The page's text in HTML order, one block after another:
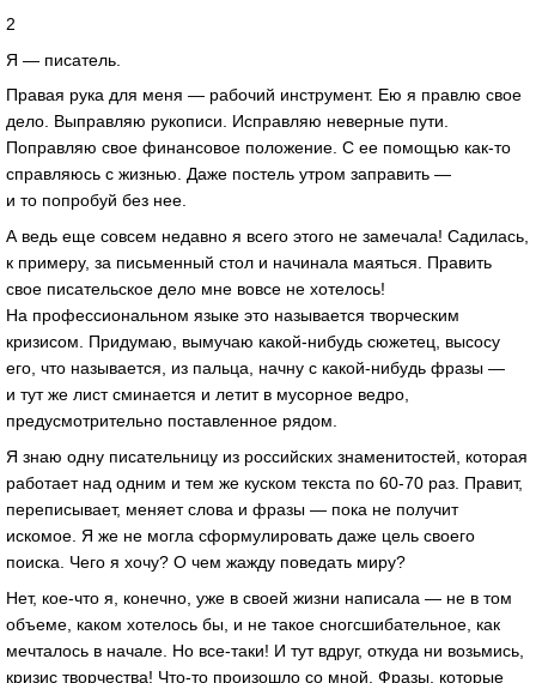
2
Я — писатель.
Правая рука для меня — рабочий инструмент. Ею я правлю свое
дело. Выправляю рукописи. Исправляю неверные пути.
Поправляю свое финансовое положение. С ее помощью как-то
справляюсь с жизнью. Даже постель утром заправить —
и то попробуй без нее.
А ведь еще совсем недавно я всего этого не замечала! Садилась,
к примеру, за письменный стол и начинала маяться. Править
свое писательское дело мне вовсе не хотелось!
На профессиональном языке это называется творческим
кризисом. Придумаю, вымучаю какой-нибудь сюжетец, высосу
его, что называется, из пальца, начну с какой-нибудь фразы —
и тут же лист сминается и летит в мусорное ведро,
предусмотрительно поставленное рядом.
Я знаю одну писательницу из российских знаменитостей, которая
работает над одним и тем же куском текста по 60-70 раз. Правит,
переписывает, меняет слова и фразы — пока не получит
искомое. Я же не могла сформулировать даже цель своего
поиска. Чего я хочу? О чем жажду поведать миру?
Нет, кое-что я, конечно, уже в своей жизни написала — не в том
объеме, каком хотелось бы, и не такое сногсшибательное, как
мечталось в начале. Но все-таки! И тут вдруг, откуда ни возьмись,
кризис творчества! Что-то произошло со мной. Фразы, которые